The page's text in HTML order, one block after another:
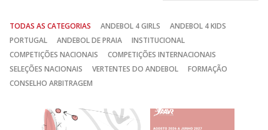
TODAS AS CATEGORIAS ANDEBOL 4 GIRLS
ANDEBOL 4 KIDS
PORTUGAL
ANDEBOL DE PRAIA
INSTITUCIONAL
COMPETIÇÕES NACIONAIS
COMPETIÇÕES INTERNACIONAIS
SELEÇÕES NACIONAIS
VERTENTES DO ANDEBOL
FORMAÇÃO
CONSELHO ARBITRAGEM
Anterior